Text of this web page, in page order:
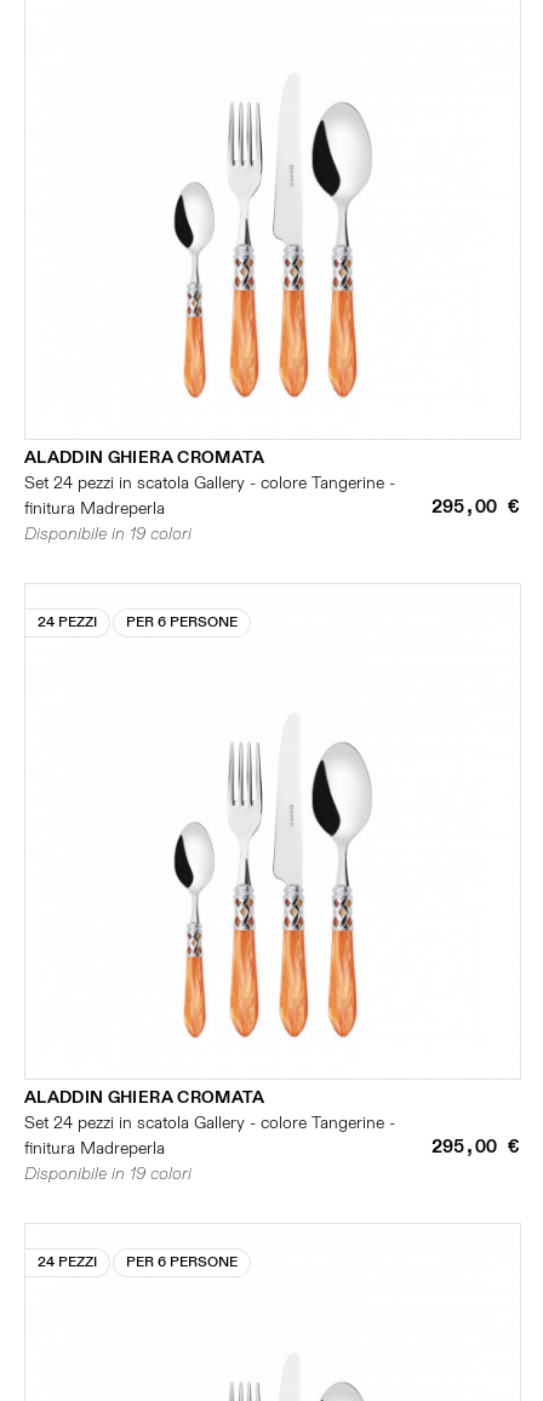
ALADDIN GHIERA CROMATA
Set 24 pezzi in scatola Gallery - colore Tangerine -
finitura Madreperla
295,00 €
Disponibile in 19 colori
24 PEZZI PER 6 PERSONE
ALADDIN GHIERA CROMATA
Set 24 pezzi in scatola Gallery - colore Tangerine -
finitura Madreperla
295,00 €
Disponibile in 19 colori
24 PEZZI PER 6 PERSONE